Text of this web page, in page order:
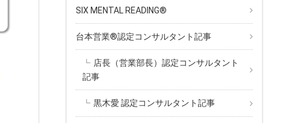
SIX MENTAL READING®︎
台本営業®︎認定コンサルタント記事
店長（営業部長）認定コンサルタント
記事
黒木愛 認定コンサルタント記事